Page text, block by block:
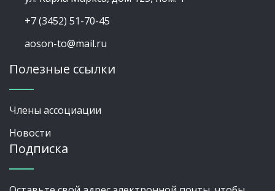
+7 (3452) 51-70-45
aoson-to@mail.ru
Полезные ссылки
Члены ассоциации
Новости
Подписка